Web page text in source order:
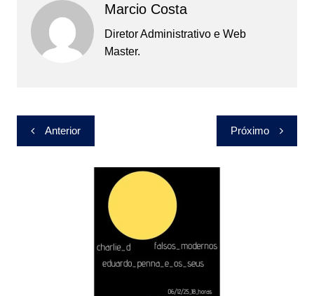
Marcio Costa
Diretor Administrativo e Web
Master.
Navegação
de
Anterior Próximo